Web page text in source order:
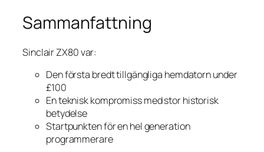
Sammanfattning
Sinclair ZX80 var:
Den första bredt tillgängliga hemdatorn under
£100
En teknisk kompromiss med stor historisk
betydelse
Startpunkten för en hel generation
programmerare